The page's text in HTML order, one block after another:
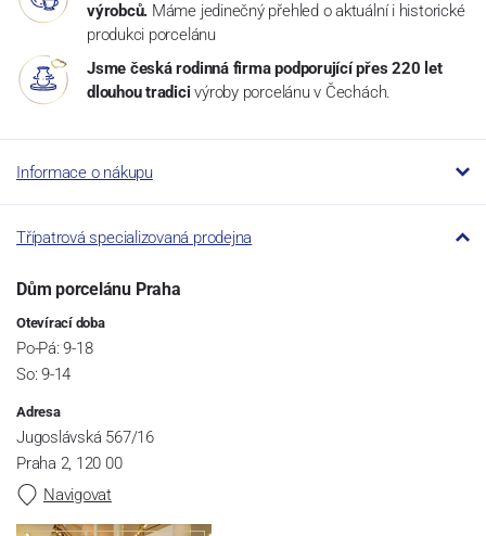
výrobců. Máme jedinečný přehled o aktuální i historické
produkci porcelánu
Jsme česká rodinná firma podporující přes 220 let
dlouhou tradici výroby porcelánu v Čechách.
Informace o nákupu
Třípatrová specializovaná prodejna
Dům porcelánu Praha
Otevírací doba
Po-Pá: 9-18
So: 9-14
Adresa
Jugoslávská 567/16
Praha 2, 120 00
Navigovat